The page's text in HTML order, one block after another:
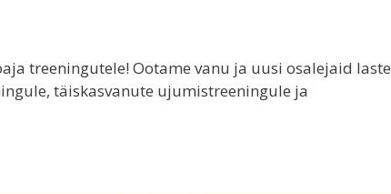
treeningutele! Ootame vanu ja uusi osalejaid laste
täiskasvanute ujumistreeningule ja